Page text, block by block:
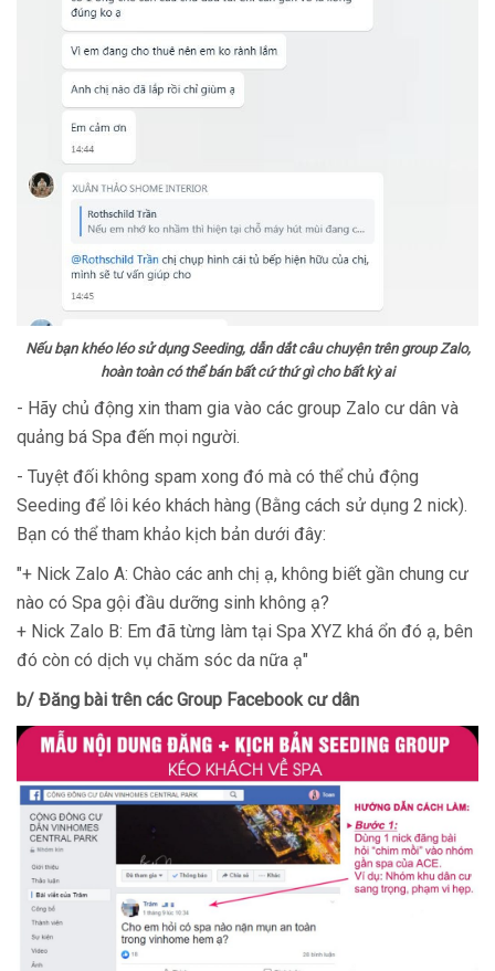
Nếu bạn khéo léo sử dụng Seeding, dẫn dắt câu chuyện trên group Zalo,
hoàn toàn có thể bán bất cứ thứ gì cho bất kỳ ai
- Hãy chủ động xin tham gia vào các group Zalo cư dân và
quảng bá Spa đến mọi người.
- Tuyệt đối không spam xong đó mà có thể chủ động
Seeding để lôi kéo khách hàng (Bằng cách sử dụng 2 nick).
Bạn có thể tham khảo kịch bản dưới đây:
"+ Nick Zalo A: Chào các anh chị ạ, không biết gần chung cư
nào có Spa gội đầu dưỡng sinh không ạ?
+ Nick Zalo B: Em đã từng làm tại Spa XYZ khá ổn đó ạ, bên
đó còn có dịch vụ chăm sóc da nữa ạ"
b/ Đăng bài trên các Group Facebook cư dân